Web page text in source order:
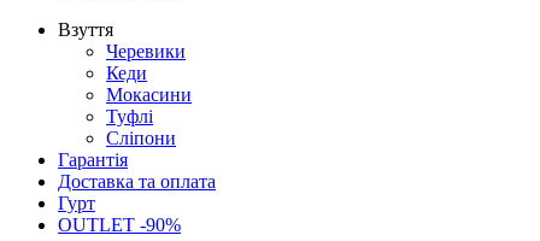
Взуття
Черевики
Кеди
Мокасини
Туфлі
Сліпони
Гарантія
Доставка та оплата
Гурт
OUTLET -90%